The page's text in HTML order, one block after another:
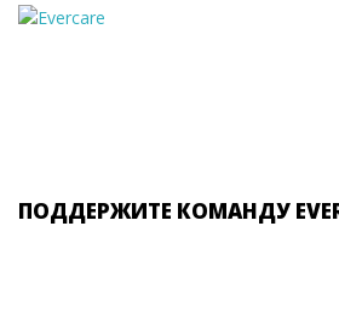
ПОДДЕРЖИТЕ КОМАНДУ